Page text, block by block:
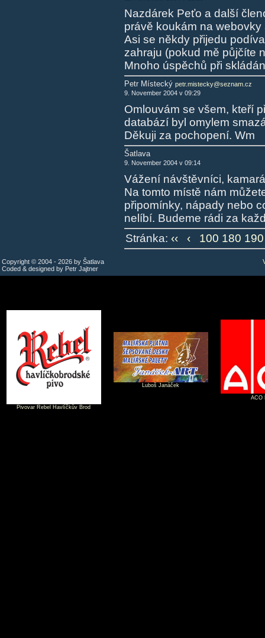
Nazdárek Peťo a další
právě koukám na
Asi se někdy přijedu
zahraju (pokud mě půjčíte
Mnoho úspěchů při
Petr Místecký petr.mistecky@seznam.cz
9. November 2004 v 09:29
Omlouvám se všem, kteří
databází byl omylem
Děkuji za pochopení. Wm
Šatlava
9. November 2004 v 09:14
Vážení návštěvníci,
Na tomto místě nám
připomínky, nápady nebo
nelíbí. Budeme rádi za
Stránka: ‹‹ ‹ 100 180 190
Copyright © 2004 - 2026 by Šatlava
Coded & designed by Petr Jajtner
Pivovar Rebel Havlíčkův Brod
Luboš Janáček
ACO